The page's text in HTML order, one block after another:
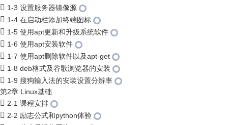
1-3 设置服务器镜像源
1-4 在启动栏添加终端图标
1-5 使用apt更新和升级系统软件
1-6 使用apt安装软件
1-7 使用apt删除软件以及apt-get
1-8 deb格式及谷歌浏览器的安装
1-9 搜狗输入法的安装设置分辨率
第2章 Linux基础
2-1 课程安排
2-2 励志公式和python体验